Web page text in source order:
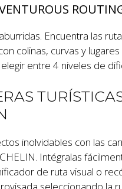
Encuentra las
colinas, curvas y
entre 4 niveles de
inolvidables con las
Intégralas
de ruta visual o